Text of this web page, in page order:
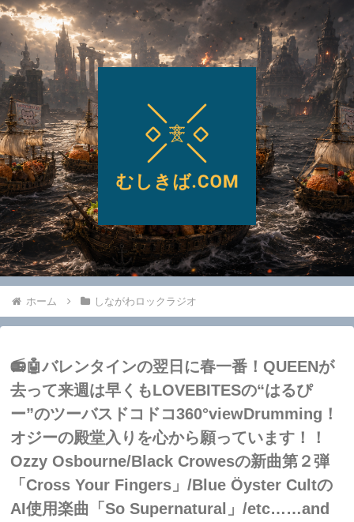
ホーム しながわロックラジオ
📻🤖バレンタインの翌日に春一番！QUEENが
去って来週は早くもLOVEBITESの“はるぴ
ー”のツーバスドコドコ360°viewDrumming！
オジーの殿堂入りを心から願っています！！
Ozzy Osbourne/Black Crowesの新曲第２弾
「Cross Your Fingers」/Blue Öyster Cultの
AI使用楽曲「So Supernatural」/etc……and